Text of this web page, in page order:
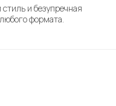
и безупречная
формата.